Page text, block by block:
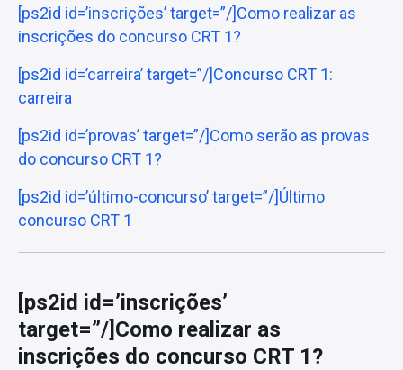
[ps2id id=’inscrições’ target=”/]Como realizar as
inscrições do concurso CRT 1?
[ps2id id=’carreira’ target=”/]Concurso CRT 1:
carreira
[ps2id id=’provas’ target=”/]Como serão as provas
do concurso CRT 1?
[ps2id id=’último-concurso’ target=”/]Último
concurso CRT 1
[ps2id id=’inscrições’
target=”/]Como realizar as
inscrições do concurso CRT 1?